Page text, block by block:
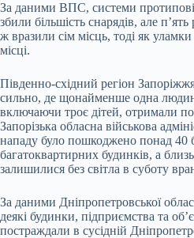
За даними ВПС, системи
збили більшість снарядів, але
ж вразили сім місць, тоді як
місці.
Південно-східний регіон
сильно, де щонайменше одна
включаючи троє дітей, отримали
Запорізька обласна військова
нападу було пошкоджено понад 40
багатоквартирних будинків, а
залишилися без світла в суботу
За даними Дніпропетровської
деякі будинки, підприємства та
постраждали в сусідній